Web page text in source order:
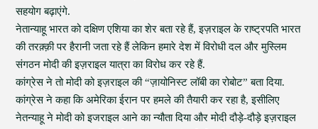
सहयोग बढ़ाएंगे.
नेतान्याहू भारत को दक्षिण एशिया का शेर बता रहे हैं, इज़राइल के राष्ट्रपति भारत
की तरक़्क़ी पर हैरानी जता रहे हैं लेकिन हमारे देश में विरोधी दल और मुस्लिम
संगठन मोदी की इज़राइल यात्रा का विरोध कर रहे हैं.
कांग्रेस ने तो मोदी को इज़राइल की “ज़ायोनिस्ट लॉबी का रोबोट” बता दिया.
कांग्रेस ने कहा कि अमेरिका ईरान पर हमले की तैयारी कर रहा है, इसीलिए
नेतन्याहू ने मोदी को इजराइल आने का न्यौता दिया और मोदी दौड़े-दौड़े इज़राइल